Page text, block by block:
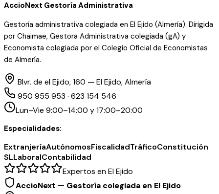
AccioNext Gestoría Administrativa
Gestoría administrativa colegiada en El Ejido (Almería). Dirigida
por Chaimae, Gestora Administrativa colegiada (gA) y
Economista colegiada por el Colegio Oficial de Economistas
de Almería.
Blvr. de el Ejido, 160 — El Ejido, Almería
950 955 953 · 623 154 546
Lun–Vie 9:00–14:00 y 17:00–20:00
Especialidades:
ExtranjeríaAutónomosFiscalidadTráficoConstitución
SLLaboralContabilidad
Expertos en El Ejido
AccioNext — Gestoría colegiada en El Ejido